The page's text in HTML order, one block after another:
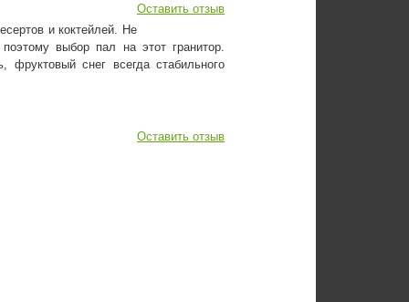
Оставить отзыв
и коктейлей. Не
выбор пал на этот гранитор.
фруктовый снег всегда стабильного
Оставить отзыв